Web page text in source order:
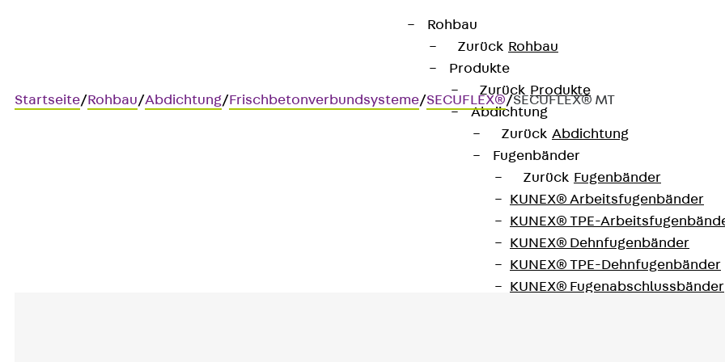
Rohbau
Zurück Rohbau
Produkte
Zurück Produkte
Abdichtung
Zurück Abdichtung
Fugenbänder
Zurück Fugenbänder
KUNEX® Arbeitsfugenbänder
KUNEX® TPE-
KUNEX® Dehnfugenbänder
KUNEX® TPE-Dehnfugenbänder
KUNEX® Fugenabschlussbänder
Startseite/Rohbau/Abdichtung/Frischbetonverbundsysteme/SECUFLEX®/SECUFLEX® MT
Dichtungsband zur wasserseitigen Anwendung